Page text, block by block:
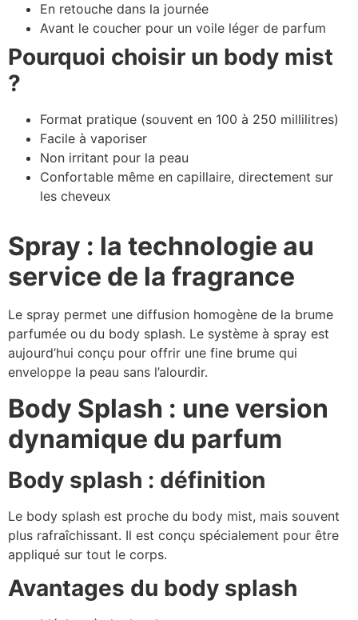
En retouche dans la journée
Avant le coucher pour un voile léger de parfum
Pourquoi choisir un body mist
?
Format pratique (souvent en 100 à 250 millilitres)
Facile à vaporiser
Non irritant pour la peau
Confortable même en capillaire, directement sur
les cheveux
Spray : la technologie au
service de la fragrance
Le spray permet une diffusion homogène de la brume
parfumée ou du body splash. Le système à spray est
aujourd’hui conçu pour offrir une fine brume qui
enveloppe la peau sans l’alourdir.
Body Splash : une version
dynamique du parfum
Body splash : définition
Le body splash est proche du body mist, mais souvent
plus rafraîchissant. Il est conçu spécialement pour être
appliqué sur tout le corps.
Avantages du body splash